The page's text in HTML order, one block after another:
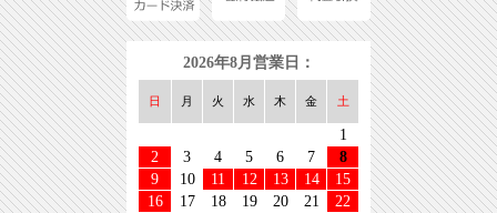
2026年8月営業日：
日 月 火 水 木 金 土
1
2
3 4 5 6 7
8
9
10 11 12 13 14
15
16
17 18 19 20 21
22